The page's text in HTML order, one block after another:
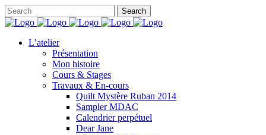
L’atelier
Présentation
Mon histoire
Cours & Stages
Travaux & En-cours
Quilt Mystère Ruban 2014
Sampler MDAC
Calendrier perpétuel
Dear Jane